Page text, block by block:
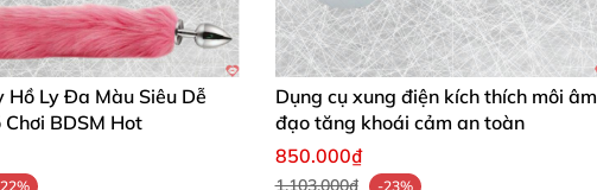
Hồ Ly Đa Màu Siêu Dễ
BDSM Hot
Dụng cụ xung điện kích thích môi âm
đạo tăng khoái cảm an toàn
850.000₫
1.103.000₫
-23%